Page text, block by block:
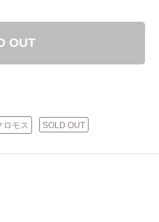
OUT
ロモス SOLD OUT